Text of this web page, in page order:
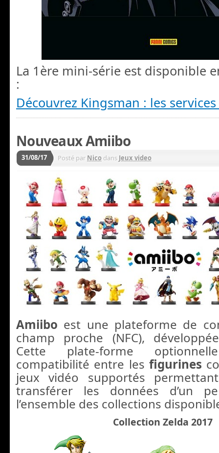
La 1ère mini-série est disponible
:
Découvrez Kingsman : les
Nouveaux Amiibo
31/08/17 Posté par Nico dans Jeux video
Amiibo est une plateforme de
champ proche (NFC),
Cette plate-forme
compatibilité entre les figurines
jeux vidéo supportés
transférer les données d’un
l’ensemble des collections
Collection Zelda 2017